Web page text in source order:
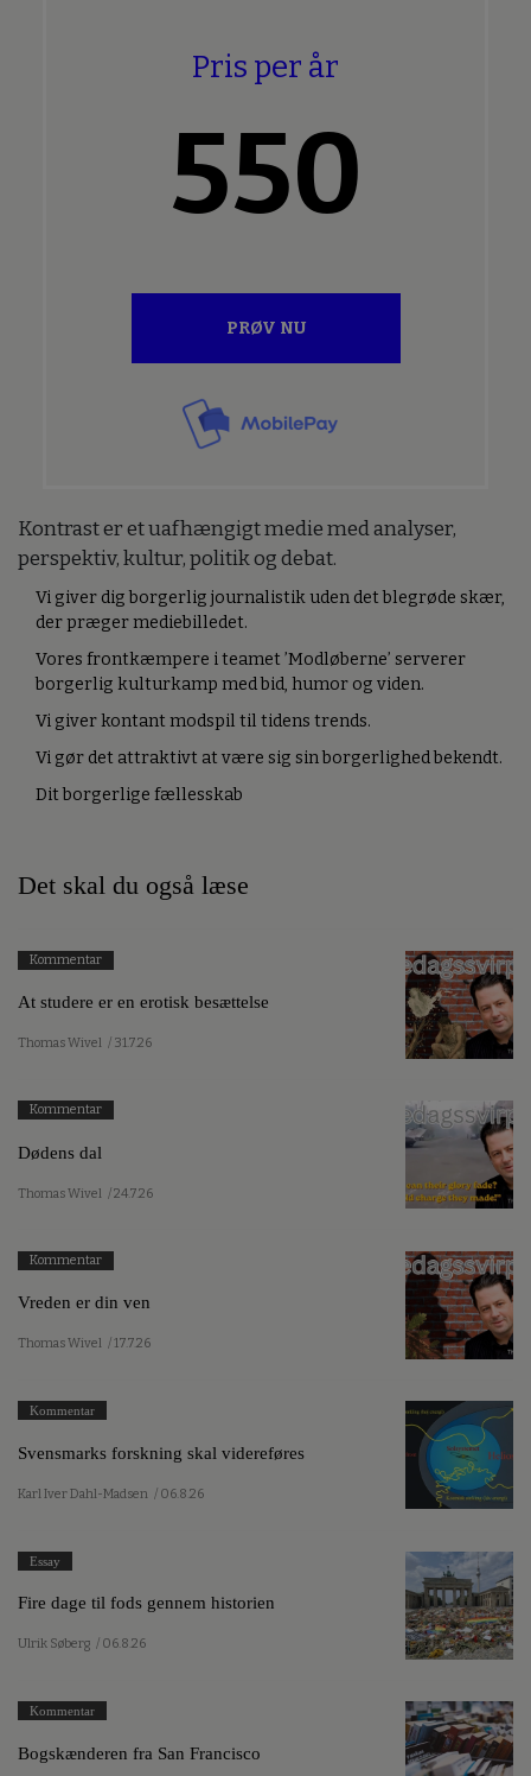
Pris per år
550
PRØV NU
Kontrast er et uafhængigt medie med analyser,
perspektiv, kultur, politik og debat.
Vi giver dig borgerlig journalistik uden det blegrøde skær,
der præger mediebilledet.
Vores frontkæmpere i teamet ’Modløberne’ serverer
borgerlig kulturkamp med bid, humor og viden.
Vi giver kontant modspil til tidens trends.
Vi gør det attraktivt at være sig sin borgerlighed bekendt.
Dit borgerlige fællesskab
Det skal du også læse
Kommentar
At studere er en erotisk besættelse
Thomas Wivel / 31.7.26
Kommentar
Dødens dal
Thomas Wivel / 24.7.26
Kommentar
Vreden er din ven
Thomas Wivel / 17.7.26
Kommentar
Svensmarks forskning skal videreføres
Karl Iver Dahl-Madsen / 06.8.26
Essay
Fire dage til fods gennem historien
Ulrik Søberg / 06.8.26
Kommentar
Bogskænderen fra San Francisco